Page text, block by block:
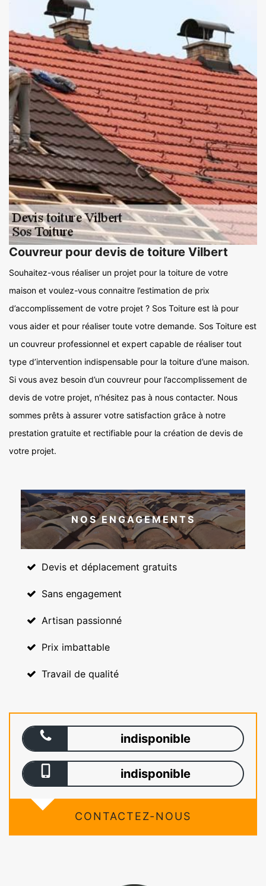
Couvreur pour devis de toiture Vilbert
Souhaitez-vous réaliser un projet pour la toiture de votre
maison et voulez-vous connaitre l’estimation de prix
d’accomplissement de votre projet ? Sos Toiture est là pour
vous aider et pour réaliser toute votre demande. Sos Toiture est
un couvreur professionnel et expert capable de réaliser tout
type d’intervention indispensable pour la toiture d’une maison.
Si vous avez besoin d’un couvreur pour l’accomplissement de
devis de votre projet, n’hésitez pas à nous contacter. Nous
sommes prêts à assurer votre satisfaction grâce à notre
prestation gratuite et rectifiable pour la création de devis de
votre projet.
NOS ENGAGEMENTS
Devis et déplacement gratuits
Sans engagement
Artisan passionné
Prix imbattable
Travail de qualité
indisponible
indisponible
CONTACTEZ-NOUS